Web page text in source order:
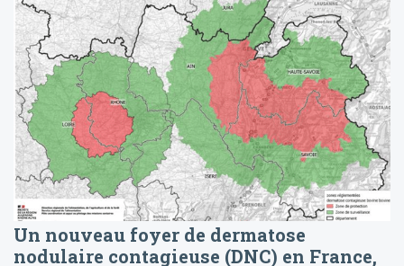
Un nouveau foyer de dermatose
nodulaire contagieuse (DNC) en France,